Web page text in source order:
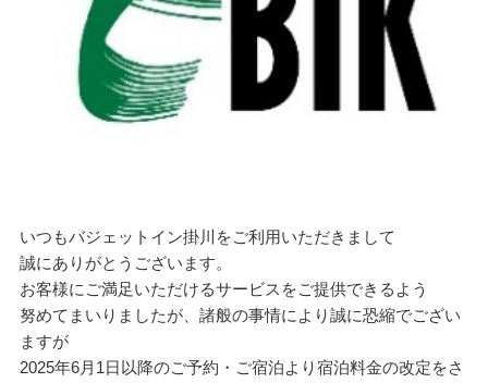
いつもバジェットイン掛川をご利用いただきまして
誠にありがとうございます。
お客様にご満足いただけるサービスをご提供できるよう
努めてまいりましたが、諸般の事情により誠に恐縮でござい
ますが
2025年6月1日以降のご予約・ご宿泊より宿泊料金の改定をさ